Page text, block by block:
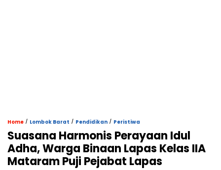
Home / Lombok Barat / Pendidikan / Peristiwa
Suasana Harmonis Perayaan Idul
Adha, Warga Binaan Lapas Kelas IIA
Mataram Puji Pejabat Lapas